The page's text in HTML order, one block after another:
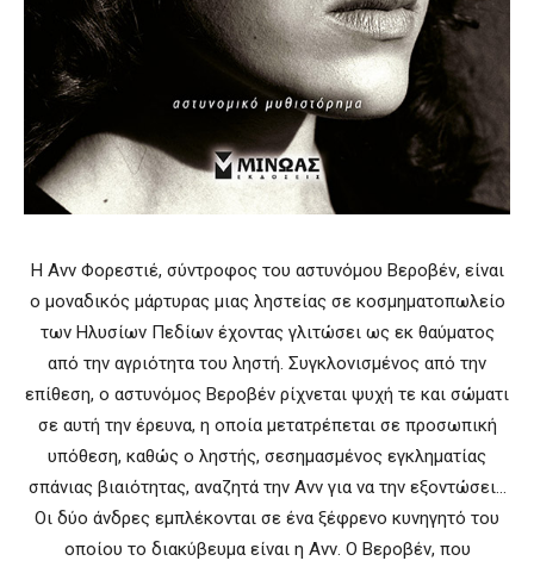
Η Ανν Φορεστιέ, σύντροφος του αστυνόμου Βεροβέν, είναι
ο μοναδικός μάρτυρας μιας ληστείας σε κοσμηματοπωλείο
των Ηλυσίων Πεδίων έχοντας γλιτώσει ως εκ θαύματος
από την αγριότητα του ληστή. Συγκλονισμένος από την
επίθεση, ο αστυνόμος Βεροβέν ρίχνεται ψυχή τε και σώματι
σε αυτή την έρευνα, η οποία μετατρέπεται σε προσωπική
υπόθεση, καθώς ο ληστής, σεσημασμένος εγκληματίας
σπάνιας βιαιότητας, αναζητά την Ανν για να την εξοντώσει…
Οι δύο άνδρες εμπλέκονται σε ένα ξέφρενο κυνηγητό του
οποίου το διακύβευμα είναι η Ανν. Ο Βεροβέν, που